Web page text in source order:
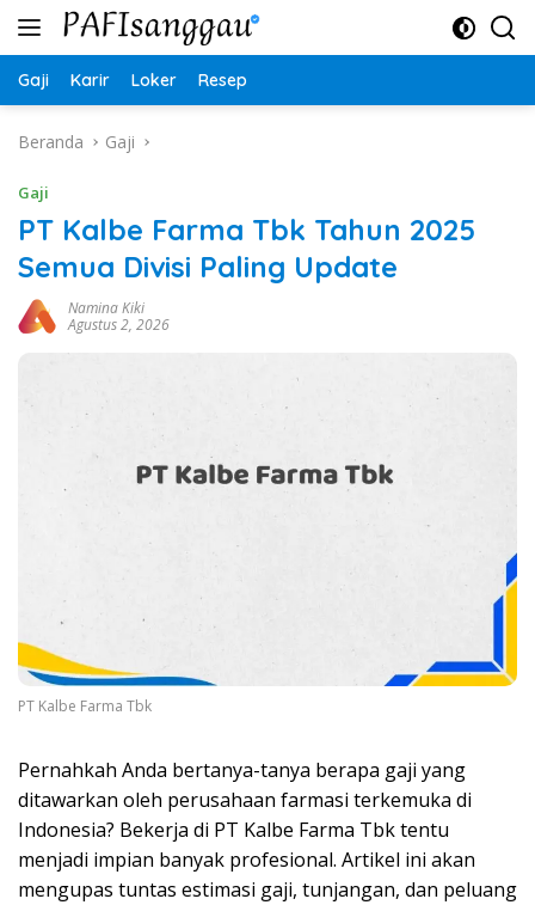
Langsung
Gaji Karir Loker Resep
Beranda Gaji
Gaji
PT Kalbe Farma Tbk Tahun 2025
Semua Divisi Paling Update
Namina Kiki
Agustus 2, 2026
PT Kalbe Farma Tbk
Pernahkah Anda bertanya-tanya berapa gaji yang
ditawarkan oleh perusahaan farmasi terkemuka di
Indonesia? Bekerja di PT Kalbe Farma Tbk tentu
menjadi impian banyak profesional. Artikel ini akan
mengupas tuntas estimasi gaji, tunjangan, dan peluang